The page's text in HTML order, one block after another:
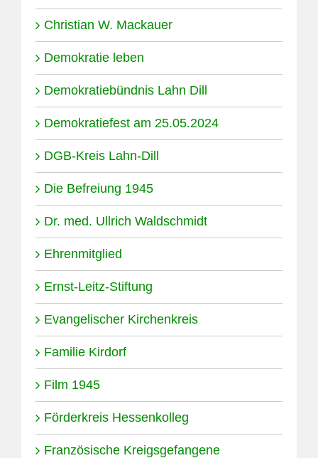
Christian W. Mackauer
Demokratie leben
Demokratiebündnis Lahn Dill
Demokratiefest am 25.05.2024
DGB-Kreis Lahn-Dill
Die Befreiung 1945
Dr. med. Ullrich Waldschmidt
Ehrenmitglied
Ernst-Leitz-Stiftung
Evangelischer Kirchenkreis
Familie Kirdorf
Film 1945
Förderkreis Hessenkolleg
Französische Kreigsgefangene